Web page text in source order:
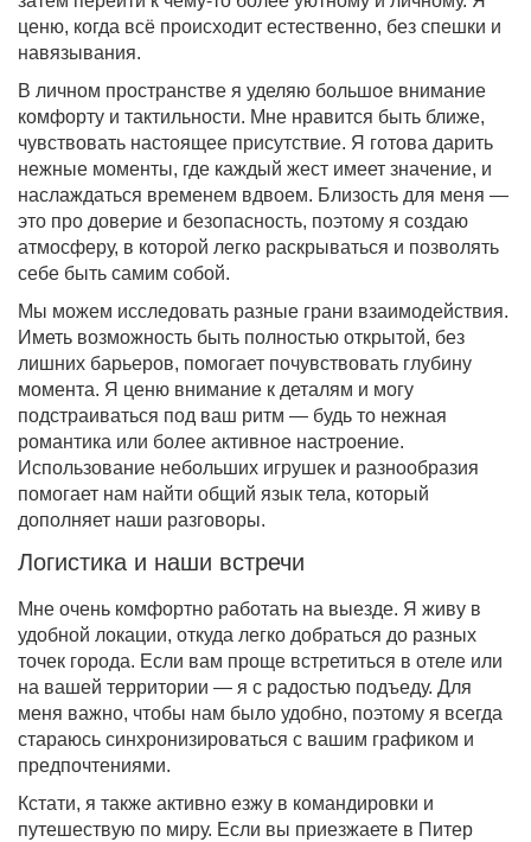
ценю, когда всё происходит естественно, без спешки и
навязывания.
В личном пространстве я уделяю большое внимание
комфорту и тактильности. Мне нравится быть ближе,
чувствовать настоящее присутствие. Я готова дарить
нежные моменты, где каждый жест имеет значение, и
наслаждаться временем вдвоем. Близость для меня —
это про доверие и безопасность, поэтому я создаю
атмосферу, в которой легко раскрываться и позволять
себе быть самим собой.
Мы можем исследовать разные грани взаимодействия.
Иметь возможность быть полностью открытой, без
лишних барьеров, помогает почувствовать глубину
момента. Я ценю внимание к деталям и могу
подстраиваться под ваш ритм — будь то нежная
романтика или более активное настроение.
Использование небольших игрушек и разнообразия
помогает нам найти общий язык тела, который
дополняет наши разговоры.
Логистика и наши встречи
Мне очень комфортно работать на выезде. Я живу в
удобной локации, откуда легко добраться до разных
точек города. Если вам проще встретиться в отеле или
на вашей территории — я с радостью подъеду. Для
меня важно, чтобы нам было удобно, поэтому я всегда
стараюсь синхронизироваться с вашим графиком и
предпочтениями.
Кстати, я также активно езжу в командировки и
путешествую по миру. Если вы приезжаете в Питер